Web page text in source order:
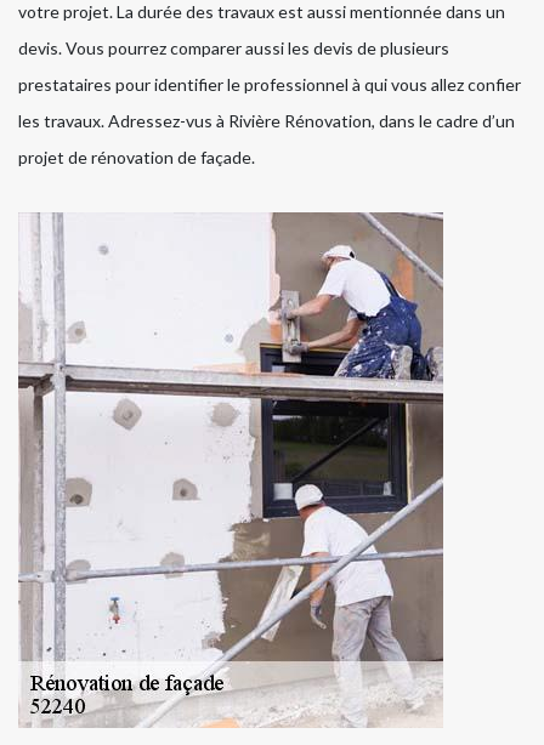
votre projet. La durée des travaux est aussi mentionnée dans un
devis. Vous pourrez comparer aussi les devis de plusieurs
prestataires pour identifier le professionnel à qui vous allez confier
les travaux. Adressez-vus à Rivière Rénovation, dans le cadre d’un
projet de rénovation de façade.